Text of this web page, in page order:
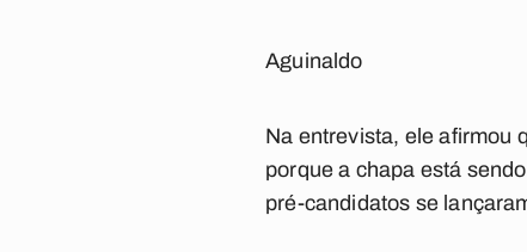
Aguinaldo
Na entrevista, ele afirmou
porque a chapa está
pré-candidatos se